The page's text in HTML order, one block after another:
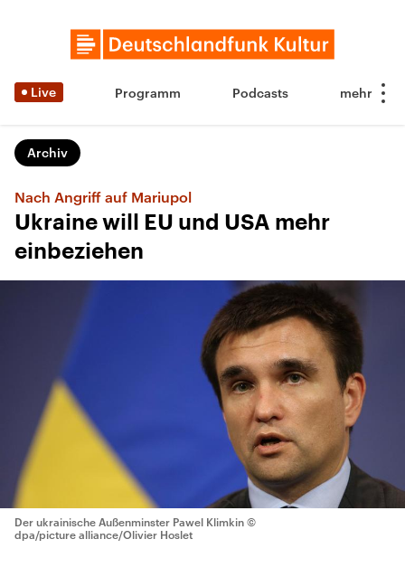
Live Programm Podcasts
Archiv
Nach Angriff auf Mariupol
Ukraine will EU und USA mehr
einbeziehen
Der ukrainische Außenminster Pawel Klimkin ©
dpa/picture alliance/Olivier Hoslet